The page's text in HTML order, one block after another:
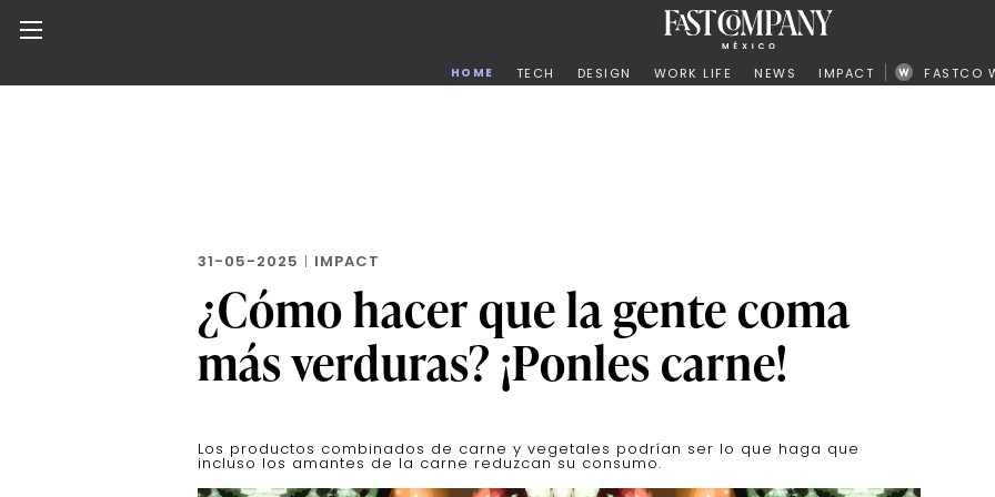
Noticias de negocios, innovación, tecnología y diseño
HOME TECH DESIGN WORK LIFE NEWS IMPACT FASTCO
31-05-2025 | IMPACT
¿Cómo hacer que la gente coma
más verduras? ¡Ponles carne!
Los productos combinados de carne y vegetales podrían ser lo que haga que
incluso los amantes de la carne reduzcan su consumo.